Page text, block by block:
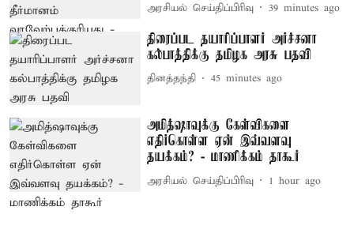
அரசியல் செய்திப்பிரிவு 39 minutes ago
திரைப்பட தயாரிப்பாளர் அர்ச்சனா
கல்பாத்திக்கு தமிழக அரசு பதவி
தினத்தந்தி 45 minutes ago
அமித்ஷாவுக்கு கேள்விகளை
எதிர்கொள்ள ஏன் இவ்வளவு
தயக்கம்? - மாணிக்கம் தாகூர்
அரசியல் செய்திப்பிரிவு 1 hour ago